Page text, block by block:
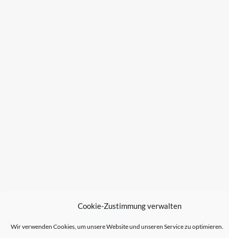
Cookie-Zustimmung verwalten
Wir verwenden Cookies, um unsere Website und unseren Service zu optimieren.